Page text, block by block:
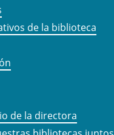
de la biblioteca
de la directora